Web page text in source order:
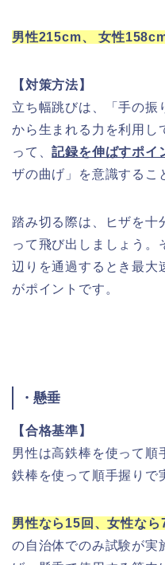
男性215cm、 女性
【対策方法】
立ち幅跳びは、「手の振
から生まれる力を利用し
って、記録を伸ばすポイ
ザの曲げ」を意識するこ
踏み切る際は、ヒザを十
って飛び出しましょう。
辺りを通過するとき最大
がポイントです。
・懸垂
【合格基準】
男性は高鉄棒を使って順
鉄棒を使って順手握りで
男性なら15回、女性なら
の自治体でのみ試験が実